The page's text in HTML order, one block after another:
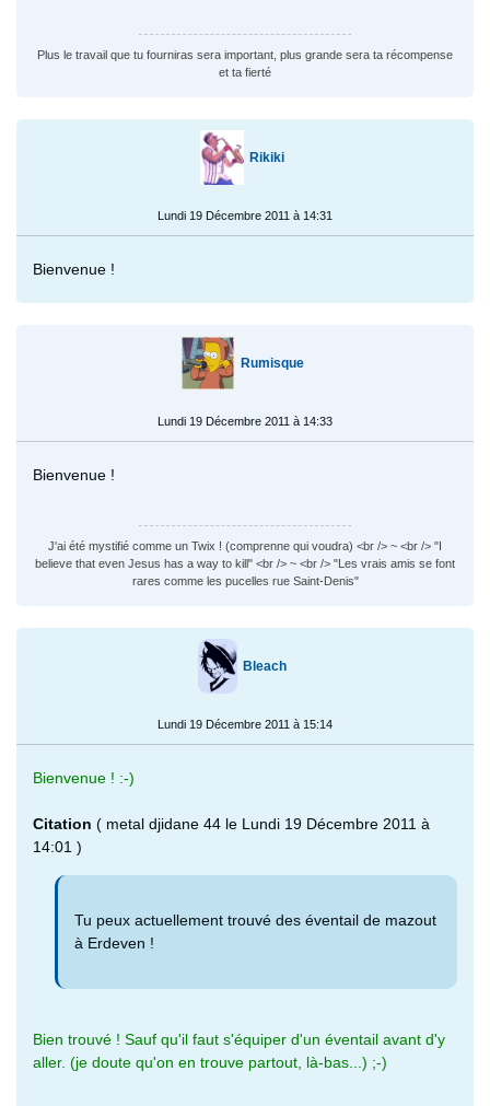
Plus le travail que tu fourniras sera important, plus grande sera ta récompense
et ta fierté
Rikiki
Lundi 19 Décembre 2011 à 14:31
Bienvenue !
Rumisque
Lundi 19 Décembre 2011 à 14:33
Bienvenue !
J'ai été mystifié comme un Twix ! (comprenne qui voudra) <br /> ~ <br /> "I
believe that even Jesus has a way to kill" <br /> ~ <br /> "Les vrais amis se font
rares comme les pucelles rue Saint-Denis"
Bleach
Lundi 19 Décembre 2011 à 15:14
Bienvenue ! :-)
Citation ( metal djidane 44 le Lundi 19 Décembre 2011 à
14:01 )
Tu peux actuellement trouvé des éventail de mazout
à Erdeven !
Bien trouvé ! Sauf qu'il faut s'équiper d'un éventail avant d'y
aller. (je doute qu'on en trouve partout, là-bas...) ;-)